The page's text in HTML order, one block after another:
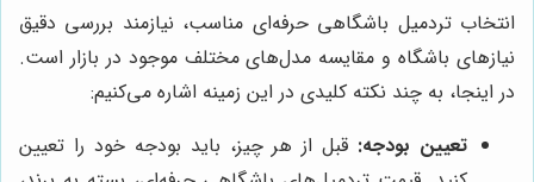
انتخاب تردمیل باشگاهی حرفه‌ای مناسب، نیازمند بررسی دقیق
نیازهای باشگاه و مقایسه مدل‌های مختلف موجود در بازار است.
در اینجا، به چند نکته کلیدی در این زمینه اشاره می‌کنیم:
تعیین بودجه: قبل از هر چیز، باید بودجه خود را تعیین